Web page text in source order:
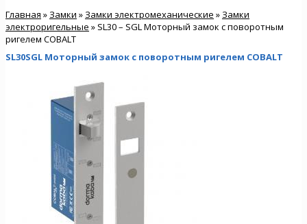
Главная » Замки » Замки электромеханические » Замки
электроригельные » SL30 – SGL Моторный замок с поворотным
ригелем COBALT
SL30SGL Моторный замок с поворотным ригелем COBALT